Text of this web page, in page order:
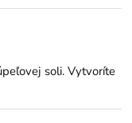
soli. Vytvoríte